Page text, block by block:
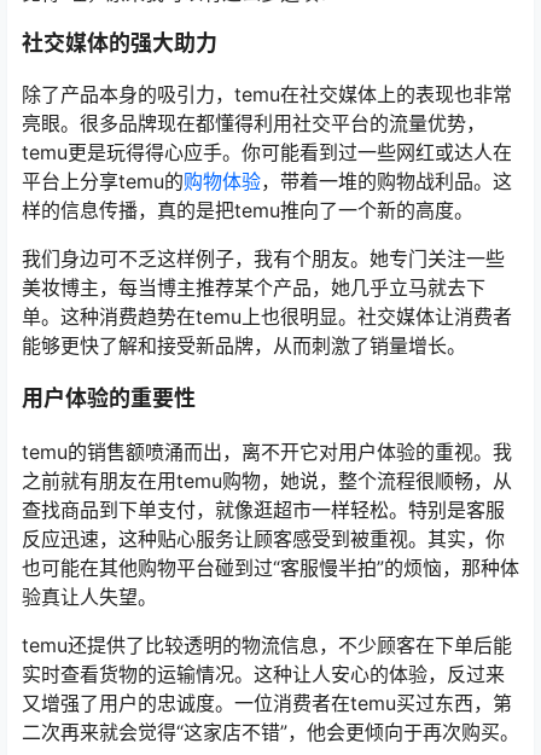
社交媒体的强大助力
除了产品本身的吸引力，temu在社交媒体上的表现也非常
亮眼。很多品牌现在都懂得利用社交平台的流量优势，
temu更是玩得得心应手。你可能看到过一些网红或达人在
平台上分享temu的购物体验，带着一堆的购物战利品。这
样的信息传播，真的是把temu推向了一个新的高度。
我们身边可不乏这样例子，我有个朋友。她专门关注一些
美妆博主，每当博主推荐某个产品，她几乎立马就去下
单。这种消费趋势在temu上也很明显。社交媒体让消费者
能够更快了解和接受新品牌，从而刺激了销量增长。
用户体验的重要性
temu的销售额喷涌而出，离不开它对用户体验的重视。我
之前就有朋友在用temu购物，她说，整个流程很顺畅，从
查找商品到下单支付，就像逛超市一样轻松。特别是客服
反应迅速，这种贴心服务让顾客感受到被重视。其实，你
也可能在其他购物平台碰到过“客服慢半拍”的烦恼，那种体
验真让人失望。
temu还提供了比较透明的物流信息，不少顾客在下单后能
实时查看货物的运输情况。这种让人安心的体验，反过来
又增强了用户的忠诚度。一位消费者在temu买过东西，第
二次再来就会觉得“这家店不错”，他会更倾向于再次购买。